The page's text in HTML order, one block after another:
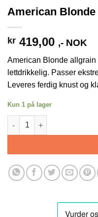
American
kr 419,00 ,- NOK
American Blonde allgrain
lettdrikkelig. Passer
Leveres ferdig knust og
Kun 1 på lager
American Blonde allgrain